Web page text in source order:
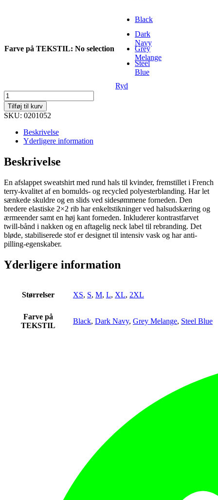
Farve på TEKSTIL: No selection
Black
Dark
Navy
Grey
Melange
Steel
Blue
Ryd
Miami
PRO
Roundneck
Women
antal
Tilføj til kurv
SKU: 0201052
Beskrivelse
Yderligere information
Beskrivelse
En afslappet sweatshirt med rund hals til kvinder, fremstillet i French
terry-kvalitet af en bomulds- og recycled polyesterblanding. Har let
sænkede skuldre og en slids ved sidesømmene forneden. Den
bredere elastiske 2×2 rib har enkeltstikninger ved halsudskæring og
ærmeender samt en høj kant forneden. Inkluderer kontrastfarvet
twill-bånd i nakken og en aftagelig neck label til rebranding. Det
bløde, stabiliserede stof er designet til intensiv vask og har anti-
pilling-egenskaber.
Yderligere information
Størrelser XS, S, M, L, XL, 2XL
Farve på
TEKSTIL
Black, Dark Navy, Grey Melange, Steel Blue